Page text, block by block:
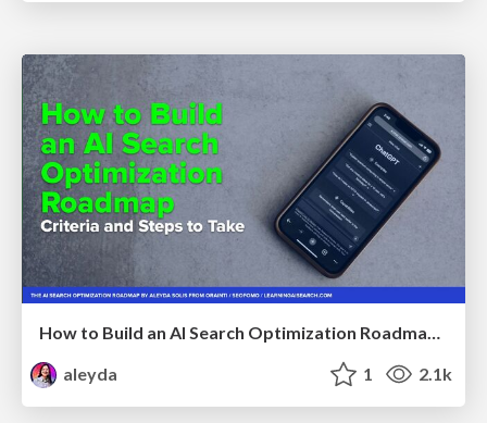
How to Build an AI Search Optimization Roadmap - Criteria and Steps to Take #SEOIRL
aleyda
1 2.1k